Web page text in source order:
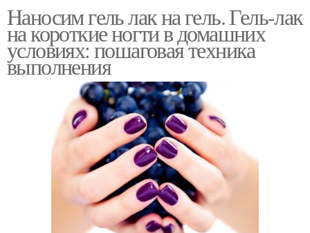
Наносим гель лак на гель. Гель-лак
на короткие ногти в домашних
условиях: пошаговая техника
выполнения